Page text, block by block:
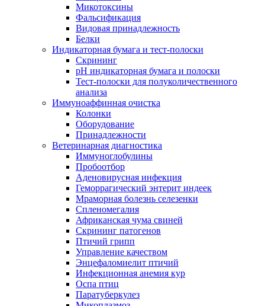
Микотоксины
Фальсификация
Видовая принадлежность
Белки
Индикаторная бумага и тест-полоски
Скрининг
pH индикаторная бумага и полоски
Тест-полоски для полуколичественного
анализа
Иммуноаффинная очистка
Колонки
Оборудование
Принадлежности
Ветеринарная диагностика
Иммуноглобулины
Пробоотбор
Аденовирусная инфекция
Геморрагический энтерит индеек
Мраморная болезнь селезенки
Спленомегалия
Африканская чума свиней
Скрининг патогенов
Птичий грипп
Управление качеством
Энцефаломиелит птичий
Инфекционная анемия кур
Оспа птиц
Паратуберкулез